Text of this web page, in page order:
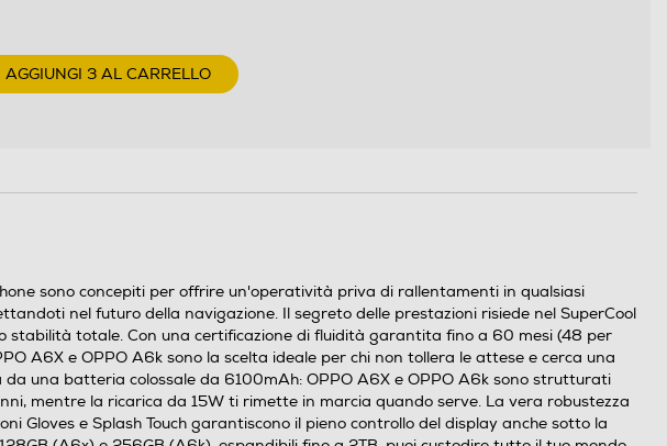
5
AGGIUNGI 3 AL CARRELLO
sono concepiti per offrire un'operatività priva di rallentamenti in qualsiasi
nel futuro della navigazione. Il segreto delle prestazioni risiede nel SuperCool
stabilità totale. Con una certificazione di fluidità garantita fino a 60 mesi (48 per
A6X e OPPO A6k sono la scelta ideale per chi non tollera le attese e cerca una
una batteria colossale da 6100mAh: OPPO A6X e OPPO A6k sono strutturati
mentre la ricarica da 15W ti rimette in marcia quando serve. La vera robustezza
e Splash Touch garantiscono il pieno controllo del display anche sotto la